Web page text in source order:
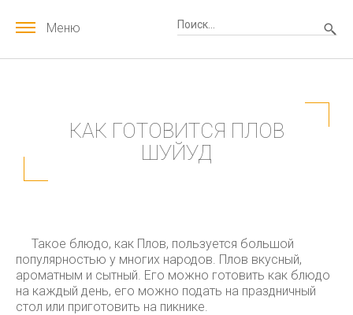
Меню
КАК ГОТОВИТСЯ ПЛОВ
ШУЙУД
Такое блюдо, как Плов, пользуется большой
популярностью у многих народов. Плов вкусный,
ароматным и сытный. Его можно готовить как блюдо
на каждый день, его можно подать на праздничный
стол или приготовить на пикнике.